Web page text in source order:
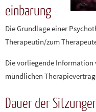
einbarung
Die Grundlage einer
Therapeutin/zum
Die vorliegende
mündlichen
Dauer der